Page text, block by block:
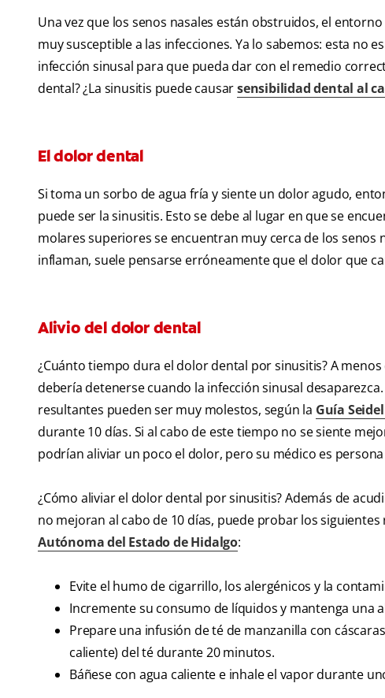
Una vez que los senos nasales están obstruidos, el
muy susceptible a las infecciones. Ya lo sabemos: esta no
infección sinusal para que pueda dar con el remedio
dental? ¿La sinusitis puede causarsensibilidad dental al
El dolor dental
Si toma un sorbo de agua fría y siente un dolor agudo,
puede ser la sinusitis. Esto se debe al lugar en que se
molares superiores se encuentran muy cerca de los senos
inflaman, suele pensarse erróneamente que el dolor que
Alivio del dolor dental
¿Cuánto tiempo dura el dolor dental por sinusitis? A
debería detenerse cuando la infección sinusal
resultantes pueden ser muy molestos, según la Guía
durante 10 días. Si al cabo de este tiempo no se siente
podrían aliviar un poco el dolor, pero su médico es
¿Cómo aliviar el dolor dental por sinusitis? Además de
no mejoran al cabo de 10 días, puede probar los
Autónoma del Estado de Hidalgo:
Evite el humo de cigarrillo, los alergénicos y la
Incremente su consumo de líquidos y mantenga una
Prepare una infusión de té de manzanilla con
caliente) del té durante 20 minutos.
Báñese con agua caliente e inhale el vapor durante